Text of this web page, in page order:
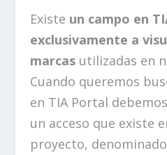
Existe un campo en
exclusivamente a
marcasutilizadas en
Cuando queremos
en TIA Portal
un acceso que existe
proyecto,